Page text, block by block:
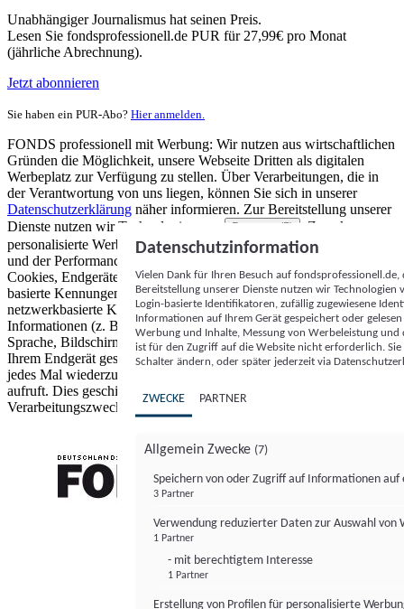
Unabhängiger Journalismus hat seinen Preis.
Lesen Sie fondsprofessionell.de PUR für 27,99€ pro Monat
(jährliche Abrechnung).
Jetzt abonnieren
Sie haben ein PUR-Abo? Hier anmelden.
FONDS professionell mit Werbung: Wir nutzen aus wirtschaftlichen
Gründen die Möglichkeit, unsere Webseite Dritten als digitalen
Werbeplatz zur Verfügung zu stellen. Über Verarbeitungen, die in
der Verantwortung von uns liegen, können Sie sich in unserer
Datenschutzerklärung näher informieren. Zur Bereitstellung unserer
Dienste nutzen wir Technologien von
Partnern (5)
. Zwecke:
personalisierte Werbung und Inhalte, Messung von Werbeleistung
und der Performance von Inhalten sowie Zielgruppenforschung.
Cookies, Endgeräte- oder ähnliche Online-Kennungen (z. B. login-
basierte Kennungen, zufällig generierte Kennungen,
netzwerkbasierte Kennungen) können zusammen mit anderen
Informationen (z. B. Browsertyp und Browserinformationen,
Sprache, Bildschirmgröße, unterstützte Technologien usw.) auf
Ihrem Endgerät gespeichert oder von dort ausgelesen werden, um es
jedes Mal wiederzuerkennen, wenn es eine App oder einer Webseite
aufruft. Dies geschieht für einen oder mehrere der hier aufgeführten
Verarbeitungszwecke.
Datenschutzinformation
Vielen Dank für Ihren Besuch auf
Bereitstellung unserer Dienste nutzen wir Technologien
Login-basierte Identifikatoren, zufällig zugewiesene
Informationen auf Ihrem Gerät gespeichert oder
Werbung und Inhalte, Messung von Werbeleistung
ist für den Zugriff auf die Website nicht erforderlich.
Schalter ändern, oder später jederzeit via
ZWECKE PARTNER
Allgemein Zwecke (7)
Speichern von oder Zugriff auf Informationen auf
3 Partner
Verwendung reduzierter Daten zur Auswahl von
1 Partner
- mit berechtigtem Interesse
1 Partner
Erstellung von Profilen für personalisierte
FONDS professionell